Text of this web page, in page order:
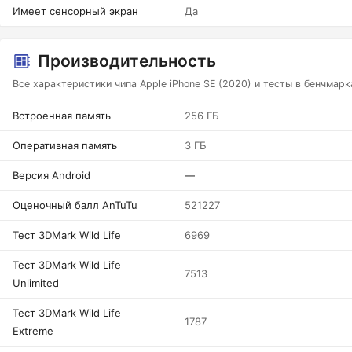
Имеет сенсорный экран Да
Производительность
Все характеристики чипа Apple iPhone SE (2020) и тесты в
Встроенная память 256 ГБ
Оперативная память 3 ГБ
Версия Android —
Оценочный балл AnTuTu 521227
Тест 3DMark Wild Life 6969
Тест 3DMark Wild Life
Unlimited
7513
Тест 3DMark Wild Life
Extreme
1787